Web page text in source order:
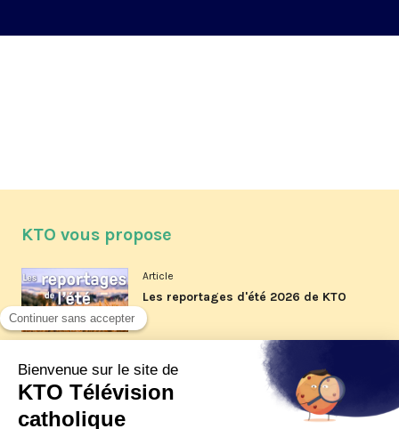
KTO vous propose
Article
Les reportages d'été 2026 de KTO
La visite pastorale du pape Léon
XIV à Assise à suivre sur KTO le
jeudi 6 août